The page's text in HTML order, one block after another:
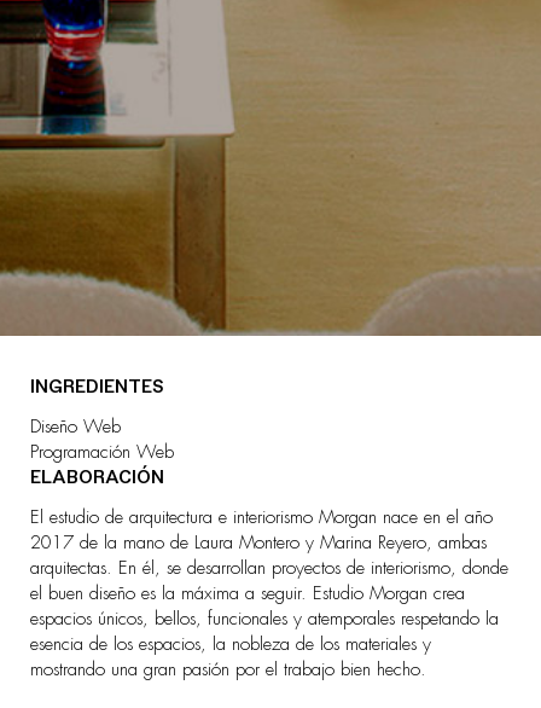
INGREDIENTES
Diseño Web
Programación Web
ELABORACIÓN
El estudio de arquitectura e interiorismo Morgan nace en el año
2017 de la mano de Laura Montero y Marina Reyero, ambas
arquitectas. En él, se desarrollan proyectos de interiorismo, donde
el buen diseño es la máxima a seguir. Estudio Morgan crea
espacios únicos, bellos, funcionales y atemporales respetando la
esencia de los espacios, la nobleza de los materiales y
mostrando una gran pasión por el trabajo bien hecho.